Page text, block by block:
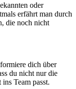
oder
erfährt man durch
die noch nicht
dich über
du nicht nur die
Team passt.